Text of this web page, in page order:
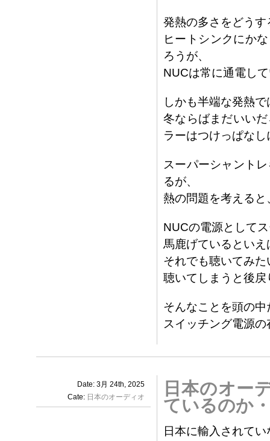
発熱の多さをどうす
ヒートシンクにか
ろうが、
NUCは常に通電し
しかも半端な発熱
冬ならばまだいい
ラーはつけっぱな
スーパーシャント
るが、
熱の問題を考える
NUCの電源として
馬鹿げているとい
それでも聴いてみ
聴いてしまうと後
そんなことを頭の
スイッチング電源
Date: 3月 24th, 2025
Cate: 日本のオーディオ
日本のオー
ているのか
日本に輸入されて